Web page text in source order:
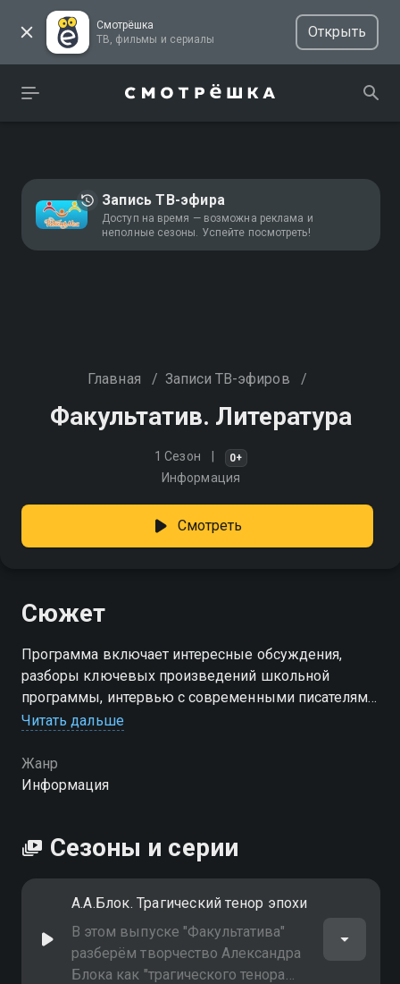
Смотрёшка
ТВ, фильмы и сериалы
Открыть
Запись ТВ-эфира
Доступ на время — возможна реклама и
неполные сезоны. Успейте посмотреть!
Главная / Записи ТВ-эфиров /
Факультатив. Литература
1 Сезон 0+
Информация
Смотреть
Сюжет
Программа включает интересные обсуждения,
разборы ключевых произведений школьной
программы, интервью с современными писателями
и литературоведами
Читать дальше
Жанр
Информация
Сезоны и серии
А.А.Блок. Трагический тенор эпохи
В этом выпуске "Факультатива"
разберём творчество Александра
Блока как "трагического тенора